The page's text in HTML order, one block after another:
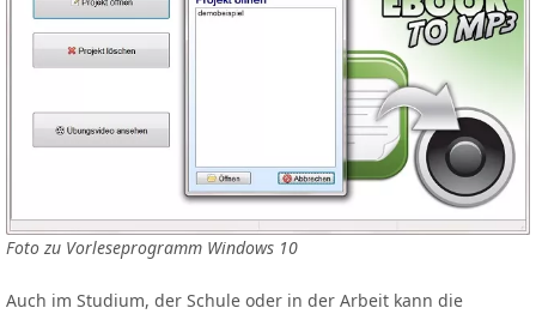
Foto zu Vorleseprogramm Windows 10
Auch im Studium, der Schule oder in der Arbeit kann die